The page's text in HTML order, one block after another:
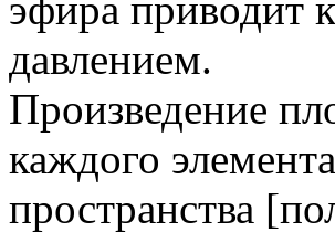
давлением.
Произведение
каждого
пространства